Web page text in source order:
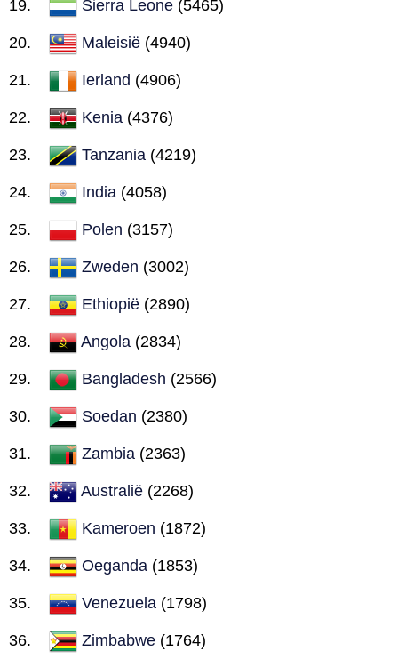
Sierra Leone (5465)
Maleisië (4940)
Ierland (4906)
Kenia (4376)
Tanzania (4219)
India (4058)
Polen (3157)
Zweden (3002)
Ethiopië (2890)
Angola (2834)
Bangladesh (2566)
Soedan (2380)
Zambia (2363)
Australië (2268)
Kameroen (1872)
Oeganda (1853)
Venezuela (1798)
Zimbabwe (1764)